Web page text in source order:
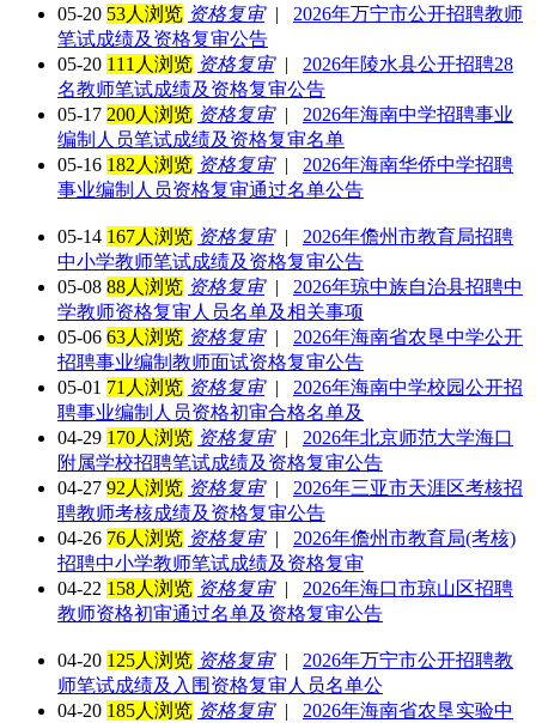
05-20 53人浏览 资格复审|
2026年万宁市公开招聘教师
笔试成绩及资格复审公告
05-20 111人浏览 资格复审|
2026年陵水县公开招聘28
名教师笔试成绩及资格复审公告
05-17 200人浏览 资格复审|
2026年海南中学招聘事业
编制人员笔试成绩及资格复审名单
05-16 182人浏览 资格复审|
2026年海南华侨中学招聘
事业编制人员资格复审通过名单公告
05-14 167人浏览 资格复审|
2026年儋州市教育局招聘
中小学教师笔试成绩及资格复审公告
05-08 88人浏览 资格复审|
2026年琼中族自治县招聘中
学教师资格复审人员名单及相关事项
05-06 63人浏览 资格复审|
2026年海南省农垦中学公开
招聘事业编制教师面试资格复审公告
05-01 71人浏览 资格复审|
2026年海南中学校园公开招
聘事业编制人员资格初审合格名单及
04-29 170人浏览 资格复审|
2026年北京师范大学海口
附属学校招聘笔试成绩及资格复审公告
04-27 92人浏览 资格复审|
2026年三亚市天涯区考核招
聘教师考核成绩及资格复审公告
04-26 76人浏览 资格复审|
2026年儋州市教育局(考核)
招聘中小学教师笔试成绩及资格复审
04-22 158人浏览 资格复审|
2026年海口市琼山区招聘
教师资格初审通过名单及资格复审公告
04-20 125人浏览 资格复审|
2026年万宁市公开招聘教
师笔试成绩及入围资格复审人员名单公
04-20 185人浏览 资格复审|
2026年海南省农垦实验中